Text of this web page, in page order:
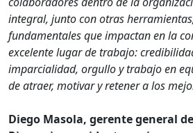
integral, junto con otras
fundamentales que impactan en la
excelente lugar de trabajo:
imparcialidad, orgullo y trabajo en
de atraer, motivar y retener a los
Diego Masola, gerente general